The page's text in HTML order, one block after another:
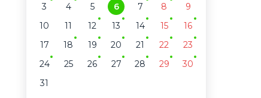
3
4 5 6 7 8
9
10
11 12 13 14 15
16
17
18 19 20 21 22
23
24
25 26 27 28 29
30
31